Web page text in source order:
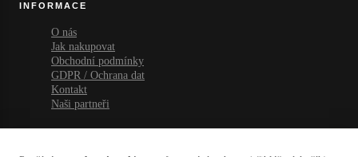
INFORMACE
O nás
Jak nakupovat
Obchodní podmínky
GDPR / Ochrana dat
Kontakt
Naši partneři